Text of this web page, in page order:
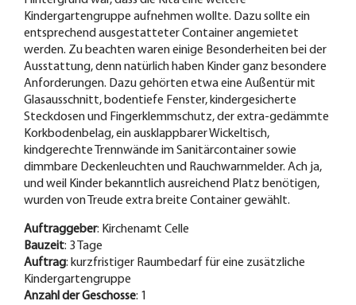
Kindergartengruppe aufnehmen wollte. Dazu sollte ein
entsprechend ausgestatteter Container angemietet
werden. Zu beachten waren einige Besonderheiten bei der
Ausstattung, denn natürlich haben Kinder ganz besondere
Anforderungen. Dazu gehörten etwa eine Außentür mit
Glasausschnitt, bodentiefe Fenster, kindergesicherte
Steckdosen und Fingerklemmschutz, der extra-gedämmte
Korkbodenbelag, ein ausklappbarer Wickeltisch,
kindgerechte Trennwände im Sanitärcontainer sowie
dimmbare Deckenleuchten und Rauchwarnmelder. Ach ja,
und weil Kinder bekanntlich ausreichend Platz benötigen,
wurden von Treude extra breite Container gewählt.
Auftraggeber: Kirchenamt Celle
Bauzeit: 3 Tage
Auftrag: kurzfristiger Raumbedarf für eine zusätzliche
Kindergartengruppe
Anzahl der Geschosse: 1